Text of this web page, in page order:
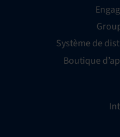
Système de
Boutique